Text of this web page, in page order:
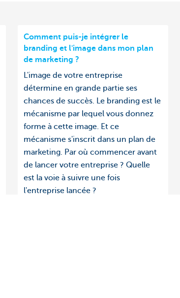
Comment puis-je intégrer le
branding et l'image dans mon plan
de marketing ?
L'image de votre entreprise
détermine en grande partie ses
chances de succès. Le branding est le
mécanisme par lequel vous donnez
forme à cette image. Et ce
mécanisme s'inscrit dans un plan de
marketing. Par où commencer avant
de lancer votre entreprise ? Quelle
est la voie à suivre une fois
l'entreprise lancée ?